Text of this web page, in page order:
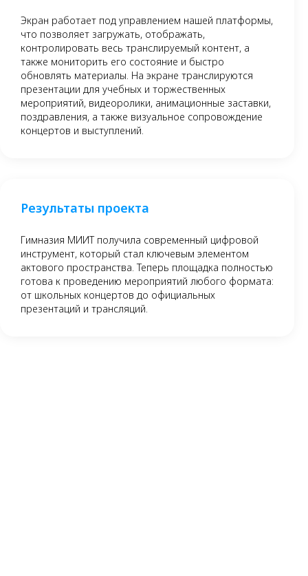
Экран работает под управлением нашей платформы,
что позволяет загружать, отображать,
контролировать весь транслируемый контент, а
также мониторить его состояние и быстро
обновлять материалы. На экране транслируются
презентации для учебных и торжественных
мероприятий, видеоролики, анимационные заставки,
поздравления, а также визуальное сопровождение
концертов и выступлений.
Результаты проекта
Гимназия МИИТ получила современный цифровой
инструмент, который стал ключевым элементом
актового пространства. Теперь площадка полностью
готова к проведению мероприятий любого формата:
от школьных концертов до официальных
презентаций и трансляций.